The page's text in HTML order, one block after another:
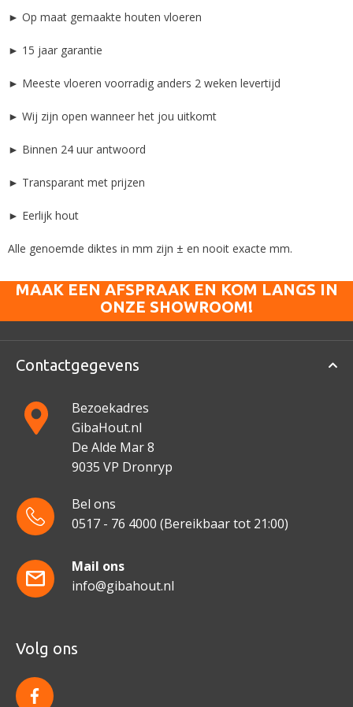
► Op maat gemaakte houten vloeren
► 15 jaar garantie
► Meeste vloeren voorradig anders 2 weken levertijd
► Wij zijn open wanneer het jou uitkomt
► Binnen 24 uur antwoord
► Transparant met prijzen
► Eerlijk hout
Alle genoemde diktes in mm zijn ± en nooit exacte mm.
MAAK EEN AFSPRAAK EN KOM LANGS IN
ONZE SHOWROOM!
Contactgegevens
Bezoekadres
GibaHout.nl
De Alde Mar 8
9035 VP Dronryp
Bel ons
0517 - 76 4000 (Bereikbaar tot 21:00)
Mail ons
info@gibahout.nl
Volg ons
f